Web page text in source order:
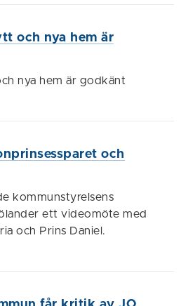
och nya hem är
nya hem är godkänt
och
kommunstyrelsens
ett videomöte med
och Prins Daniel.